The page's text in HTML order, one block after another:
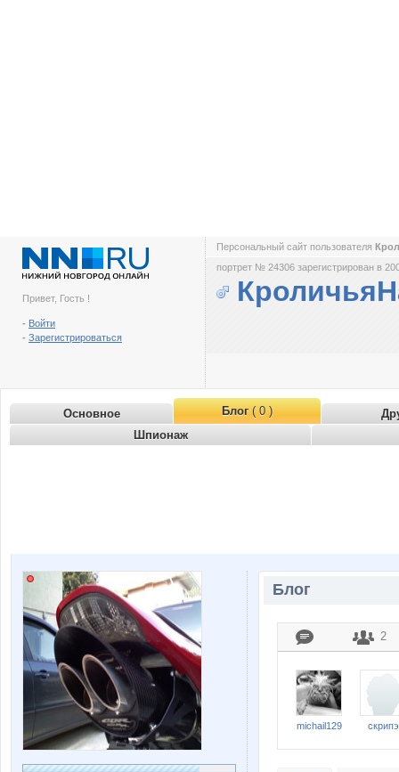
Привет, Гость !
- Войти
- Зарегистрироваться
Персональный сайт пользователя
портрет № 24306 зарегистрирован в
Основное Блог( 0 )
Шпионаж
Блог
2
michail129 скрипэ